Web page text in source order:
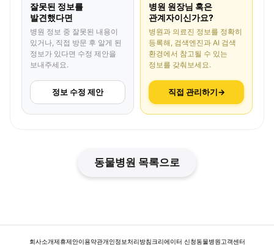
잘못된 정보를
발견했다면
병원 정보 중 잘못된 내용이
있거나, 직접 방문 후 알게 된
정보가 있다면 수정 제안을
보내주세요.
정보 수정 제안
병원 원장님 혹은
관계자이신가요?
병원과 의료진 정보를 정확히
등록해, 검색엔진과 AI 검색
환경에서 참고될 수 있는
정보를 갖춰보세요.
직접 관리하기→
동물병원 목록으로
회사소개제휴제안이용약관개인정보처리방침크리에이터 신청동물병원고객센터